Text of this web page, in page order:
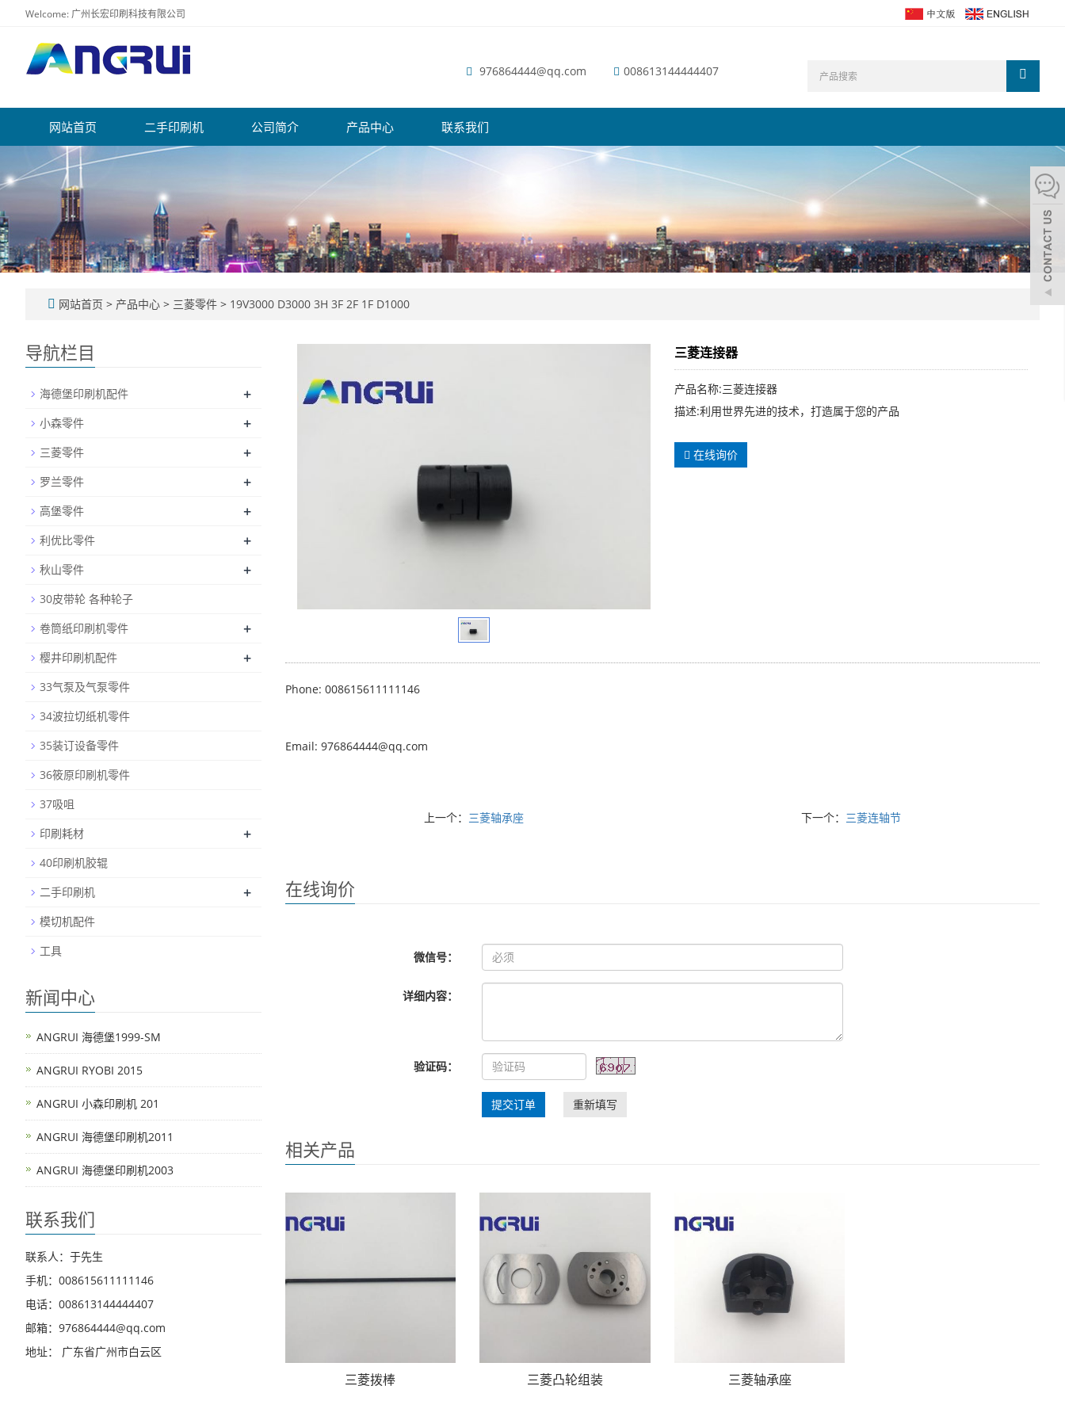
Welcome: 广州长宏印刷科技有限公司
976864444@qq.com 008613144444407
网站首页 二手印刷机 公司简介 产品中心 联系我们
网站首页 > 产品中心 > 三菱零件 > 19V3000 D3000 3H 3F 2F 1F D1000
三菱连接器
产品名称:三菱连接器
描述:利用世界先进的技术，打造属于您的产品
在线询价
Phone: 008615611111146
Email: 976864444@qq.com
上一个： 三菱轴承座 下一个： 三菱连轴节
在线询价
微信号：
详细内容：
验证码：
提交订单 重新填写
相关产品
三菱拨棒 三菱凸轮组装 三菱轴承座
导航栏目
海德堡印刷机配件 +
小森零件 +
三菱零件 +
罗兰零件 +
高堡零件 +
利优比零件 +
秋山零件 +
30皮带轮 各种轮子
卷筒纸印刷机零件
+
樱井印刷机配件 +
33气泵及气泵零件
34波拉切纸机零件
35装订设备零件
36筱原印刷机零件
37吸咀
印刷耗材
+
40印刷机胶辊
二手印刷机
+
模切机配件
工具
新闻中心
ANGRUI 海德堡1999-SM
ANGRUI RYOBI 2015
ANGRUI 小森印刷机 201
ANGRUI 海德堡印刷机2011
ANGRUI 海德堡印刷机2003
联系我们
联系人：于先生
手机：008615611111146
电话：008613144444407
邮箱：976864444@qq.com
地址： 广东省广州市白云区